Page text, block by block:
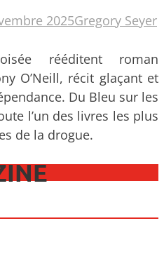
2025Gregory Seyer
rééditent roman
O’Neill, récit glaçant et
Du Bleu sur les
l’un des livres les plus
de la drogue.